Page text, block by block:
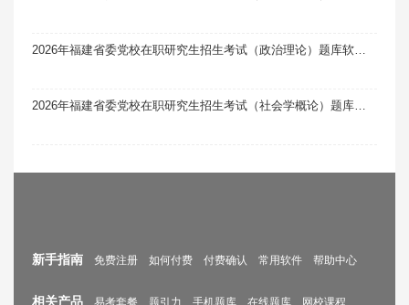
新手指南 免费注册 如何付费 付费确认 常用软件 帮助中心
相关产品 易考套餐 题引力 手机题库 在线题库 网校课程